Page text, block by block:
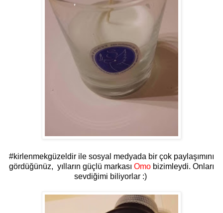
#kirlenmekgüzeldir ile sosyal medyada bir çok paylaşımını
gördüğünüz, yılların güçlü markası Omo bizimleydi. Onları
sevdiğimi biliyorlar :)